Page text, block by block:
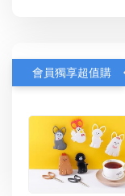
會員獨享超值購